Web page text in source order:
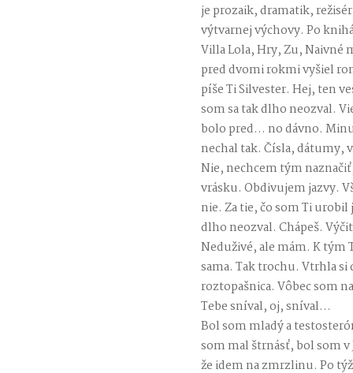
je prozaik, dramatik,
výtvarnej výchovy. Po
Villa Lola, Hry, Zu, Naivné
pred dvomi rokmi vyšiel
píše Ti Silvester. Hej, ten
som sa tak dlho neozval.
bolo pred… no dávno.
nechal tak. Čísla, dátumy,
Nie, nechcem tým
vrásku. Obdivujem jazvy.
nie. Za tie, čo som Ti
dlho neozval. Chápeš.
Neduživé, ale mám. K tým
sama. Tak trochu. Vtrhla
roztopašnica. Vôbec som
Tebe sníval, oj, sníval…
Bol som mladý a
som mal štrnásť, bol som
že idem na zmrzlinu. Po